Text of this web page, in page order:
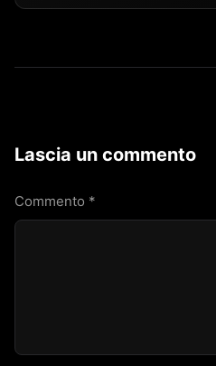
Lascia un commento
Commento *